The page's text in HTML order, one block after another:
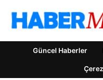
Güncel Haberler